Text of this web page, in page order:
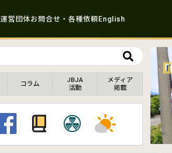
運営団体お問合せ・各種依頼English
コラム
JBJA
活動
メディア
掲載